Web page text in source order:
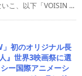
こ、以下「VOISIN ...
初のオリジナル長
』世界3映画祭に選
ー国際アニメーシ